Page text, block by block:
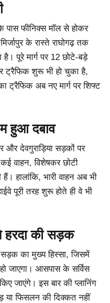
पास फीनिक्स मॉल से होकर
के रास्ते राघोगढ़ तक
पूरे मार्ग पर 12 छोटे-बड़े
ट्रैफिक शुरू भी हो चुका है,
ट्रैफिक अब नए मार्ग पर शिफ्ट
हुआ दबाव
और देवगुराड़िया सड़कों पर
वाहन, विशेषकर छोटी
हालांकि, भारी वाहन अब भी
पूरी तरह शुरू होते ही वे भी
हरदा की सड़क
सड़क का मुख्य हिस्सा, जिसमें
जाएगा। आसपास के सर्विस
जाएंगे। इस बार की प्लानिंग
या फिसलन की दिक्कत नहीं